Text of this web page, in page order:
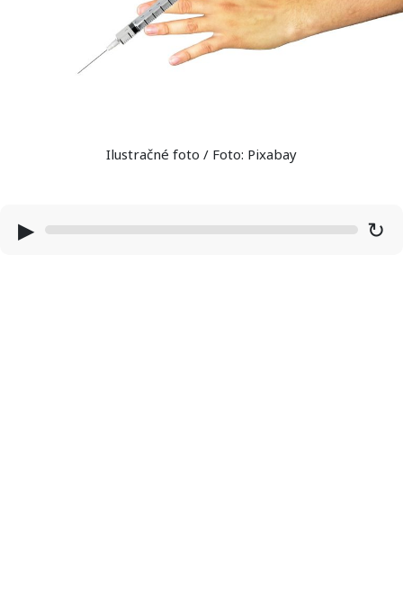
Ilustračné foto / Foto: Pixabay
▶ ↻